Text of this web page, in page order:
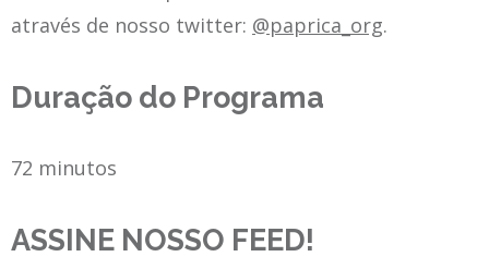
através de nosso twitter: @paprica_org.
Duração do Programa
72 minutos
ASSINE NOSSO FEED!